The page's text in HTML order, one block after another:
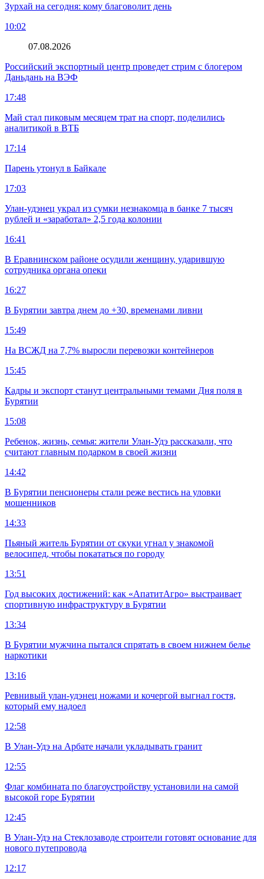
Зурхай на сегодня: кому благоволит день
10:02
07.08.2026
Российский экспортный центр проведет стрим с блогером
Даньдань на ВЭФ
17:48
Май стал пиковым месяцем трат на спорт, поделились
аналитикой в ВТБ
17:14
Парень утонул в Байкале
17:03
Улан-удэнец украл из сумки незнакомца в банке 7 тысяч
рублей и «заработал» 2,5 года колонии
16:41
В Еравнинском районе осудили женщину, ударившую
сотрудника органа опеки
16:27
В Бурятии завтра днем до +30, временами ливни
15:49
На ВСЖД на 7,7% выросли перевозки контейнеров
15:45
Кадры и экспорт станут центральными темами Дня поля в
Бурятии
15:08
Ребенок, жизнь, семья: жители Улан-Удэ рассказали, что
считают главным подарком в своей жизни
14:42
В Бурятии пенсионеры стали реже вестись на уловки
мошенников
14:33
Пьяный житель Бурятии от скуки угнал у знакомой
велосипед, чтобы покататься по городу
13:51
Год высоких достижений: как «АпатитАгро» выстраивает
спортивную инфраструктуру в Бурятии
13:34
В Бурятии мужчина пытался спрятать в своем нижнем белье
наркотики
13:16
Ревнивый улан-удэнец ножами и кочергой выгнал гостя,
который ему надоел
12:58
В Улан-Удэ на Арбате начали укладывать гранит
12:55
Флаг комбината по благоустройству установили на самой
высокой горе Бурятии
12:45
В Улан-Удэ на Стеклозаводе строители готовят основание для
нового путепровода
12:17